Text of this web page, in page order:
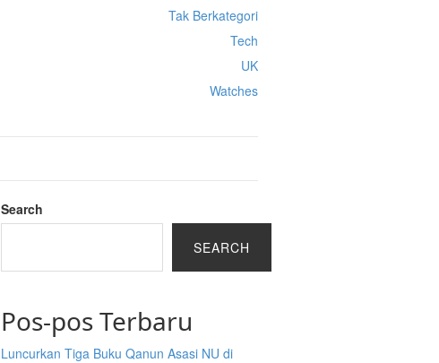
Tak Berkategori
Tech
UK
Watches
Search
SEARCH
Pos-pos Terbaru
Luncurkan Tiga Buku Qanun Asasi NU di